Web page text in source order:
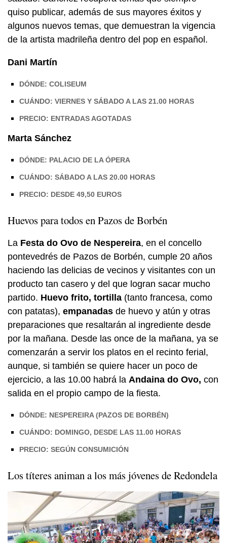
quiso publicar, además de sus mayores éxitos y
algunos nuevos temas, que demuestran la vigencia
de la artista madrileña dentro del pop en español.
Dani Martín
DÓNDE: COLISEUM
CUÁNDO: VIERNES Y SÁBADO A LAS 21.00 HORAS
PRECIO: ENTRADAS AGOTADAS
Marta Sánchez
DÓNDE: PALACIO DE LA ÓPERA
CUÁNDO: SÁBADO A LAS 20.00 HORAS
PRECIO: DESDE 49,50 EUROS
Huevos para todos en Pazos de Borbén
La Festa do Ovo de Nespereira, en el concello
pontevedrés de Pazos de Borbén, cumple 20 años
haciendo las delicias de vecinos y visitantes con un
producto tan casero y del que logran sacar mucho
partido. Huevo frito, tortilla (tanto francesa, como
con patatas), empanadas de huevo y atún y otras
preparaciones que resaltarán al ingrediente desde
por la mañana. Desde las once de la mañana, ya se
comenzarán a servir los platos en el recinto ferial,
aunque, si también se quiere hacer un poco de
ejercicio, a las 10.00 habrá la Andaina do Ovo, con
salida en el propio campo de la fiesta.
DÓNDE: NESPEREIRA (PAZOS DE BORBÉN)
CUÁNDO: DOMINGO, DESDE LAS 11.00 HORAS
PRECIO: SEGÚN CONSUMICIÓN
Los títeres animan a los más jóvenes de Redondela